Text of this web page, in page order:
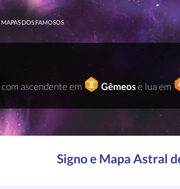
MAPAS DOS FAMOSOS
com ascendente em Gêmeose lua em
Signo e Mapa Astral